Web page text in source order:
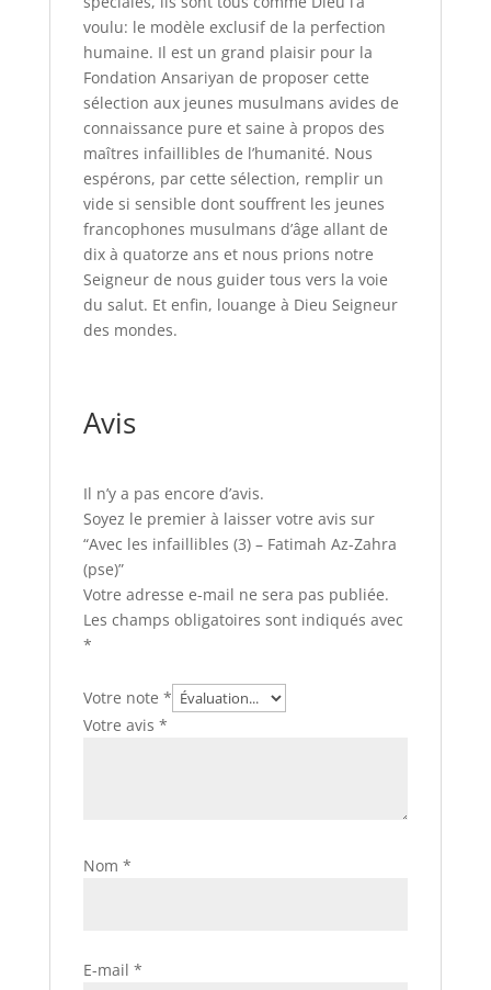
voulu: le modèle exclusif de la perfection
humaine. Il est un grand plaisir pour la
Fondation Ansariyan de proposer cette
sélection aux jeunes musulmans avides de
connaissance pure et saine à propos des
maîtres infaillibles de l’humanité. Nous
espérons, par cette sélection, remplir un
vide si sensible dont souffrent les jeunes
francophones musulmans d’âge allant de
dix à quatorze ans et nous prions notre
Seigneur de nous guider tous vers la voie
du salut. Et enfin, louange à Dieu Seigneur
des mondes.
Avis
Il n’y a pas encore d’avis.
Soyez le premier à laisser votre avis sur
“Avec les infaillibles (3) – Fatimah Az-Zahra
(pse)”
Votre adresse e-mail ne sera pas publiée.
Les champs obligatoires sont indiqués avec
*
Votre note *
Votre avis *
Nom *
E-mail *